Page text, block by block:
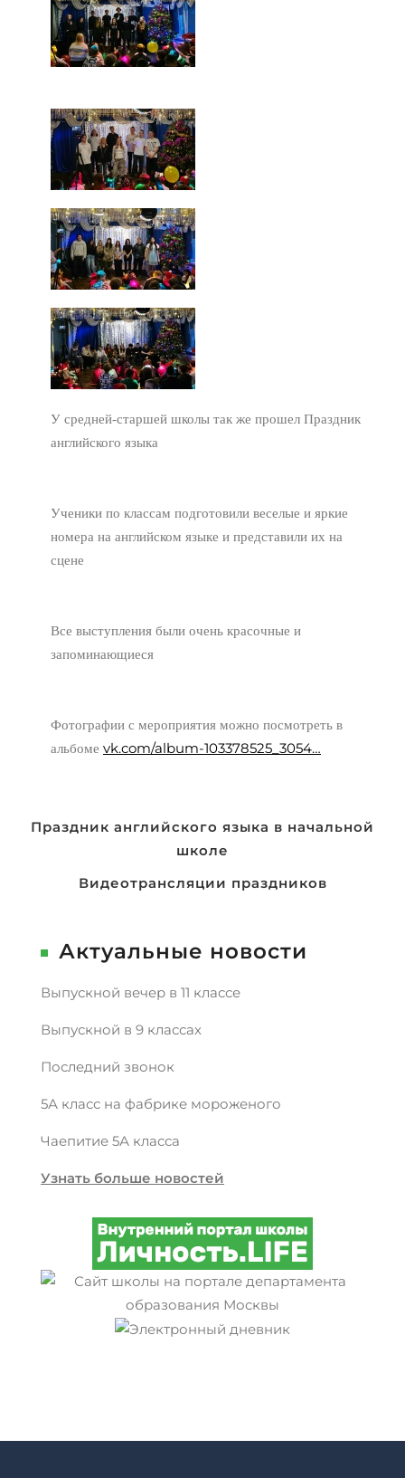
У средней-старшей школы так же прошел Праздник
английского языка
Ученики по классам подготовили веселые и яркие
номера на английском языке и представили их на
сцене
Все выступления были очень красочные и
запоминающиеся
Фотографии с мероприятия можно посмотреть в
альбоме vk.com/album-103378525_3054…
Навигация
записям
Праздник английского языка в начальной
школе
Видеотрансляции праздников
Актуальные новости
Выпускной вечер в 11 классе
Выпускной в 9 классах
Последний звонок
5А класс на фабрике мороженого
Чаепитие 5А класса
Узнать больше новостей